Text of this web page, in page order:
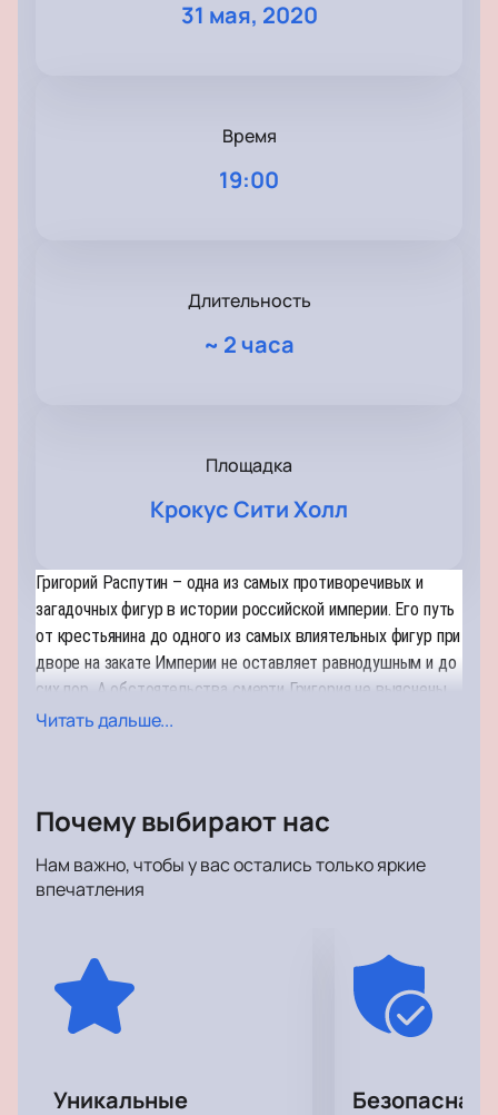
31 мая, 2020
Время
19:00
Длительность
~ 2 часа
Площадка
Крокус Сити Холл
Григорий Распутин – одна из самых противоречивых и
загадочных фигур в истории российской империи. Его путь
от крестьянина до одного из самых влиятельных фигур при
дворе на закате Империи не оставляет равнодушным и до
сих пор. А обстоятельства смерти Григория не выяснены
до конца. Еще при жизни Распутин стал человеком-мифом,
Ойши специально для выступлений Сергея Полунина в
знаменитом лондонском театре Palladium. Образ Григория
сочетает в себе откровенного аутсайдера и монстра,
невероятной харизмой, силой и властью и все передается
в пластике тела искусного танцовщика.
Читать дальше...
Почему выбирают нас
Нам важно, чтобы у вас остались только яркие
впечатления
Уникальные
Безопасная